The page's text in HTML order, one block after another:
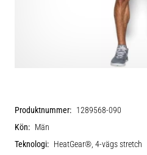
Produktnummer: 1289568-090
Kön: Män
Teknologi: HeatGear®, 4-vägs stretch